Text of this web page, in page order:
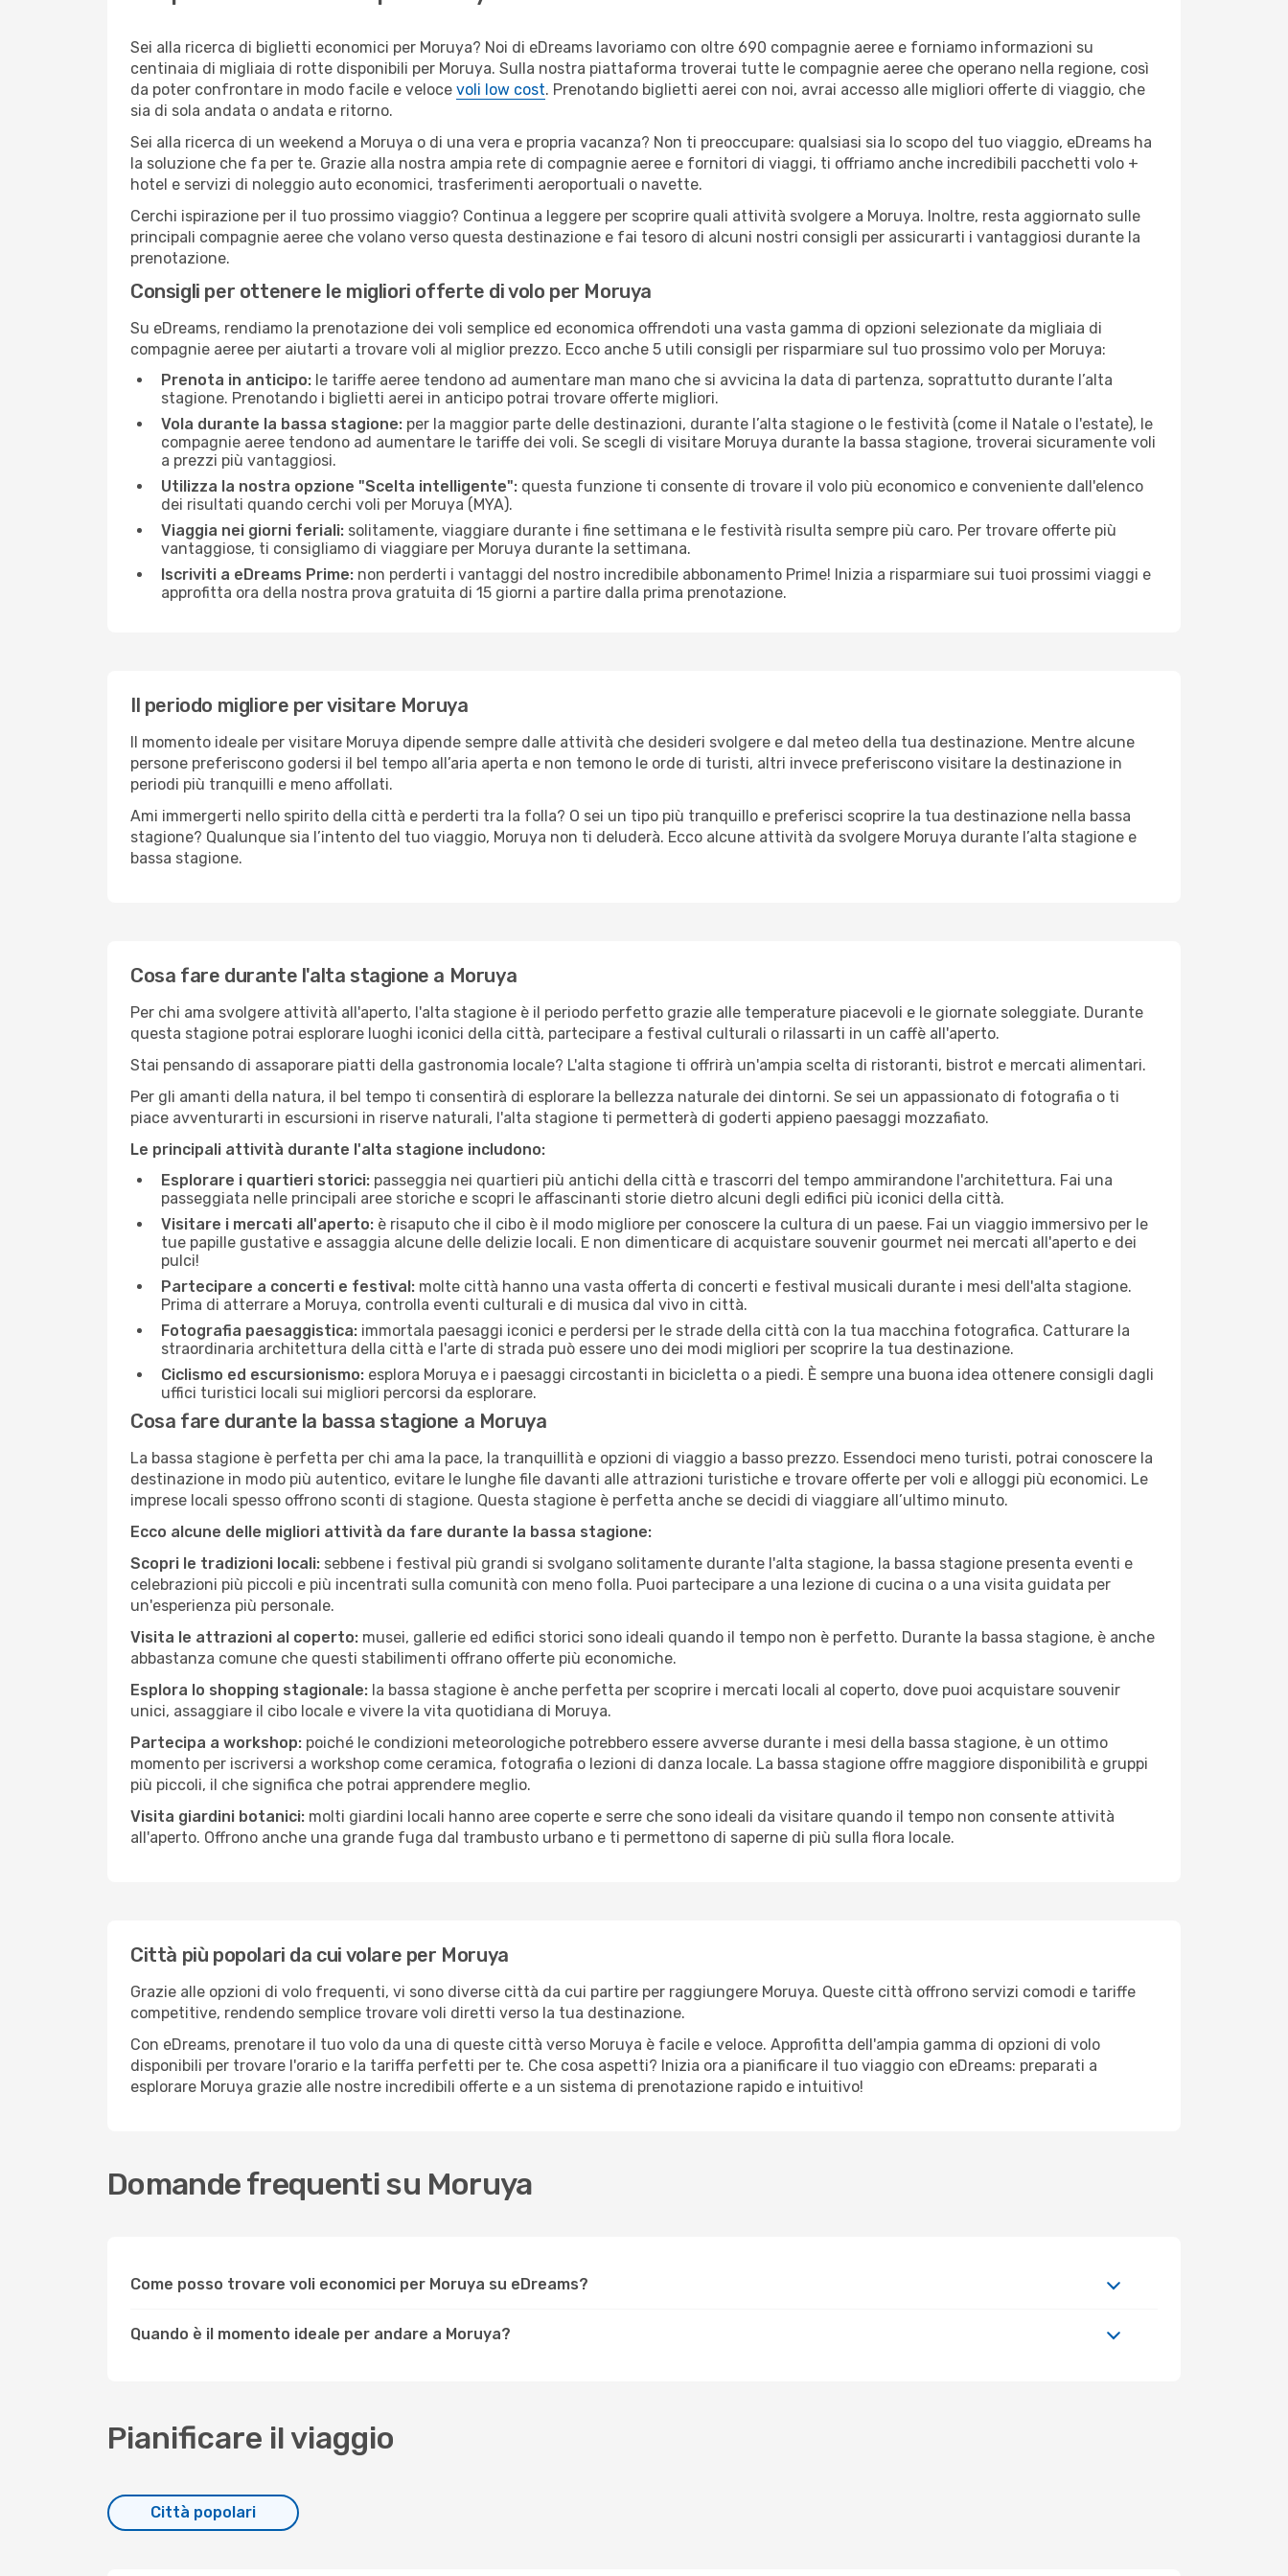
Sei alla ricerca di biglietti economici per Moruya? Noi di eDreams lavoriamo con oltre 690 compagnie aeree e forniamo informazioni su
centinaia di migliaia di rotte disponibili per Moruya. Sulla nostra piattaforma troverai tutte le compagnie aeree che operano nella regione, così
da poter confrontare in modo facile e veloce voli low cost. Prenotando biglietti aerei con noi, avrai accesso alle migliori offerte di viaggio, che
sia di sola andata o andata e ritorno.
Sei alla ricerca di un weekend a Moruya o di una vera e propria vacanza? Non ti preoccupare: qualsiasi sia lo scopo del tuo viaggio, eDreams ha
la soluzione che fa per te. Grazie alla nostra ampia rete di compagnie aeree e fornitori di viaggi, ti offriamo anche incredibili pacchetti volo +
hotel e servizi di noleggio auto economici, trasferimenti aeroportuali o navette.
Cerchi ispirazione per il tuo prossimo viaggio? Continua a leggere per scoprire quali attività svolgere a Moruya. Inoltre, resta aggiornato sulle
principali compagnie aeree che volano verso questa destinazione e fai tesoro di alcuni nostri consigli per assicurarti i vantaggiosi durante la
prenotazione.
Consigli per ottenere le migliori offerte di volo per Moruya
Su eDreams, rendiamo la prenotazione dei voli semplice ed economica offrendoti una vasta gamma di opzioni selezionate da migliaia di
compagnie aeree per aiutarti a trovare voli al miglior prezzo. Ecco anche 5 utili consigli per risparmiare sul tuo prossimo volo per Moruya:
Prenota in anticipo: le tariffe aeree tendono ad aumentare man mano che si avvicina la data di partenza, soprattutto durante l’alta
stagione. Prenotando i biglietti aerei in anticipo potrai trovare offerte migliori.
Vola durante la bassa stagione: per la maggior parte delle destinazioni, durante l’alta stagione o le festività (come il Natale o l'estate), le
compagnie aeree tendono ad aumentare le tariffe dei voli. Se scegli di visitare Moruya durante la bassa stagione, troverai sicuramente voli
a prezzi più vantaggiosi.
Utilizza la nostra opzione "Scelta intelligente": questa funzione ti consente di trovare il volo più economico e conveniente dall'elenco
dei risultati quando cerchi voli per Moruya (MYA).
Viaggia nei giorni feriali: solitamente, viaggiare durante i fine settimana e le festività risulta sempre più caro. Per trovare offerte più
vantaggiose, ti consigliamo di viaggiare per Moruya durante la settimana.
Iscriviti a eDreams Prime: non perderti i vantaggi del nostro incredibile abbonamento Prime! Inizia a risparmiare sui tuoi prossimi viaggi e
approfitta ora della nostra prova gratuita di 15 giorni a partire dalla prima prenotazione.
Il periodo migliore per visitare Moruya
Il momento ideale per visitare Moruya dipende sempre dalle attività che desideri svolgere e dal meteo della tua destinazione. Mentre alcune
persone preferiscono godersi il bel tempo all’aria aperta e non temono le orde di turisti, altri invece preferiscono visitare la destinazione in
periodi più tranquilli e meno affollati.
Ami immergerti nello spirito della città e perderti tra la folla? O sei un tipo più tranquillo e preferisci scoprire la tua destinazione nella bassa
stagione? Qualunque sia l’intento del tuo viaggio, Moruya non ti deluderà. Ecco alcune attività da svolgere Moruya durante l’alta stagione e
bassa stagione.
Cosa fare durante l'alta stagione a Moruya
Per chi ama svolgere attività all'aperto, l'alta stagione è il periodo perfetto grazie alle temperature piacevoli e le giornate soleggiate. Durante
questa stagione potrai esplorare luoghi iconici della città, partecipare a festival culturali o rilassarti in un caffè all'aperto.
Stai pensando di assaporare piatti della gastronomia locale? L'alta stagione ti offrirà un'ampia scelta di ristoranti, bistrot e mercati alimentari.
Per gli amanti della natura, il bel tempo ti consentirà di esplorare la bellezza naturale dei dintorni. Se sei un appassionato di fotografia o ti
piace avventurarti in escursioni in riserve naturali, l'alta stagione ti permetterà di goderti appieno paesaggi mozzafiato.
Le principali attività durante l'alta stagione includono:
Esplorare i quartieri storici: passeggia nei quartieri più antichi della città e trascorri del tempo ammirandone l'architettura. Fai una
passeggiata nelle principali aree storiche e scopri le affascinanti storie dietro alcuni degli edifici più iconici della città.
Visitare i mercati all'aperto: è risaputo che il cibo è il modo migliore per conoscere la cultura di un paese. Fai un viaggio immersivo per le
tue papille gustative e assaggia alcune delle delizie locali. E non dimenticare di acquistare souvenir gourmet nei mercati all'aperto e dei
pulci!
Partecipare a concerti e festival: molte città hanno una vasta offerta di concerti e festival musicali durante i mesi dell'alta stagione.
Prima di atterrare a Moruya, controlla eventi culturali e di musica dal vivo in città.
Fotografia paesaggistica: immortala paesaggi iconici e perdersi per le strade della città con la tua macchina fotografica. Catturare la
straordinaria architettura della città e l'arte di strada può essere uno dei modi migliori per scoprire la tua destinazione.
Ciclismo ed escursionismo: esplora Moruya e i paesaggi circostanti in bicicletta o a piedi. È sempre una buona idea ottenere consigli dagli
uffici turistici locali sui migliori percorsi da esplorare.
Cosa fare durante la bassa stagione a Moruya
La bassa stagione è perfetta per chi ama la pace, la tranquillità e opzioni di viaggio a basso prezzo. Essendoci meno turisti, potrai conoscere la
destinazione in modo più autentico, evitare le lunghe file davanti alle attrazioni turistiche e trovare offerte per voli e alloggi più economici. Le
imprese locali spesso offrono sconti di stagione. Questa stagione è perfetta anche se decidi di viaggiare all’ultimo minuto.
Ecco alcune delle migliori attività da fare durante la bassa stagione:
Scopri le tradizioni locali: sebbene i festival più grandi si svolgano solitamente durante l'alta stagione, la bassa stagione presenta eventi e
celebrazioni più piccoli e più incentrati sulla comunità con meno folla. Puoi partecipare a una lezione di cucina o a una visita guidata per
un'esperienza più personale.
Visita le attrazioni al coperto: musei, gallerie ed edifici storici sono ideali quando il tempo non è perfetto. Durante la bassa stagione, è anche
abbastanza comune che questi stabilimenti offrano offerte più economiche.
Esplora lo shopping stagionale: la bassa stagione è anche perfetta per scoprire i mercati locali al coperto, dove puoi acquistare souvenir
unici, assaggiare il cibo locale e vivere la vita quotidiana di Moruya.
Partecipa a workshop: poiché le condizioni meteorologiche potrebbero essere avverse durante i mesi della bassa stagione, è un ottimo
momento per iscriversi a workshop come ceramica, fotografia o lezioni di danza locale. La bassa stagione offre maggiore disponibilità e gruppi
più piccoli, il che significa che potrai apprendere meglio.
Visita giardini botanici: molti giardini locali hanno aree coperte e serre che sono ideali da visitare quando il tempo non consente attività
all'aperto. Offrono anche una grande fuga dal trambusto urbano e ti permettono di saperne di più sulla flora locale.
Città più popolari da cui volare per Moruya
Grazie alle opzioni di volo frequenti, vi sono diverse città da cui partire per raggiungere Moruya. Queste città offrono servizi comodi e tariffe
competitive, rendendo semplice trovare voli diretti verso la tua destinazione.
Con eDreams, prenotare il tuo volo da una di queste città verso Moruya è facile e veloce. Approfitta dell'ampia gamma di opzioni di volo
disponibili per trovare l'orario e la tariffa perfetti per te. Che cosa aspetti? Inizia ora a pianificare il tuo viaggio con eDreams: preparati a
esplorare Moruya grazie alle nostre incredibili offerte e a un sistema di prenotazione rapido e intuitivo!
Domande frequenti su Moruya
Come posso trovare voli economici per Moruya su eDreams?
Quando è il momento ideale per andare a Moruya?
Pianificare il viaggio
Città popolari